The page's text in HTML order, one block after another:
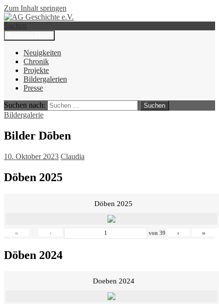
Zum Inhalt springen
AG Geschichte e.V.
Suchen
Neuigkeiten
Chronik
Projekte
Bildergalerien
Presse
Suchen nach:
Bildergalerie
Bilder Döben
10. Oktober 2023 Claudia
Döben 2025
Döben 2025
« ‹ von 39 › »
Döben 2024
Doeben 2024